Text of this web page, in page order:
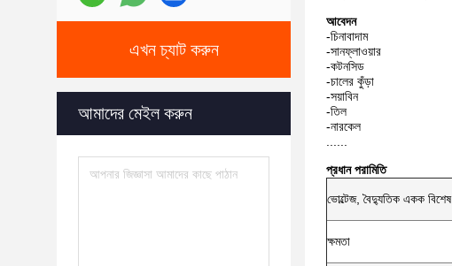
এখন চ্যাট করুন
আমাদের মেইল ​​করুন
আবেদন
-চিনাবাদাম
-সানফ্লাওয়ার
-কটনসিড
-চালের কুঁড়া
-সয়াবিন
-তিল
-নারকেল
প্রধান পরামিতি
ভোল্টেজ, বৈদ্যুতিক একক বিশেষ
ক্ষমতা